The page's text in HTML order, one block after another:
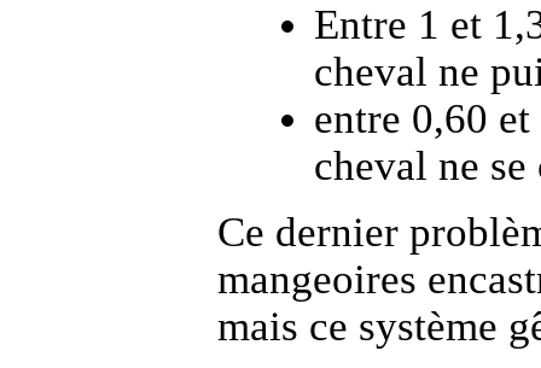
Entre 1 et
cheval ne
entre 0,60
cheval ne
Ce dernier
mangeoires
mais ce système